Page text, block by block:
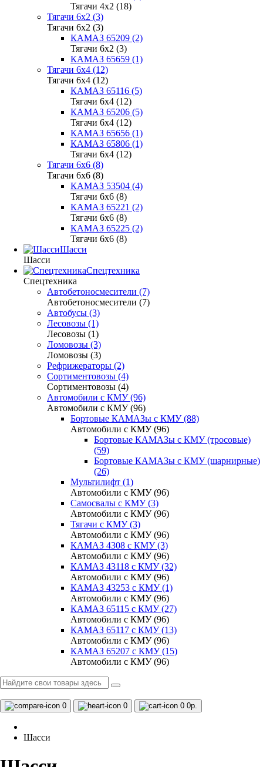
Тягачи 4x2 (18)
Тягачи 6x2 (3)
Тягачи 6x2 (3)
КАМАЗ 65209 (2)
Тягачи 6x2 (3)
КАМАЗ 65659 (1)
Тягачи 6x4 (12)
Тягачи 6x4 (12)
КАМАЗ 65116 (5)
Тягачи 6x4 (12)
КАМАЗ 65206 (5)
Тягачи 6x4 (12)
КАМАЗ 65656 (1)
КАМАЗ 65806 (1)
Тягачи 6x4 (12)
Тягачи 6x6 (8)
Тягачи 6x6 (8)
КАМАЗ 53504 (4)
Тягачи 6x6 (8)
КАМАЗ 65221 (2)
Тягачи 6x6 (8)
КАМАЗ 65225 (2)
Тягачи 6x6 (8)
Шасси
Шасси
Спецтехника
Спецтехника
Автобетоносмесители (7)
Автобетоносмесители (7)
Автобусы (3)
Лесовозы (1)
Лесовозы (1)
Ломовозы (3)
Ломовозы (3)
Рефрижераторы (2)
Сортиментовозы (4)
Сортиментовозы (4)
Автомобили с КМУ (96)
Автомобили с КМУ (96)
Бортовые КАМАЗы с КМУ (88)
Автомобили с КМУ (96)
Бортовые КАМАЗы с КМУ (тросовые)
(59)
Бортовые КАМАЗы с КМУ (шарнирные)
(26)
Мультилифт (1)
Автомобили с КМУ (96)
Самосвалы с КМУ (3)
Автомобили с КМУ (96)
Тягачи с КМУ (3)
Автомобили с КМУ (96)
КАМАЗ 4308 c КМУ (3)
Автомобили с КМУ (96)
КАМАЗ 43118 с КМУ (32)
Автомобили с КМУ (96)
КАМАЗ 43253 с КМУ (1)
Автомобили с КМУ (96)
КАМАЗ 65115 с КМУ (27)
Автомобили с КМУ (96)
КАМАЗ 65117 с КМУ (13)
Автомобили с КМУ (96)
КАМАЗ 65207 с КМУ (15)
Автомобили с КМУ (96)
0 0 0 0р.
Шасси